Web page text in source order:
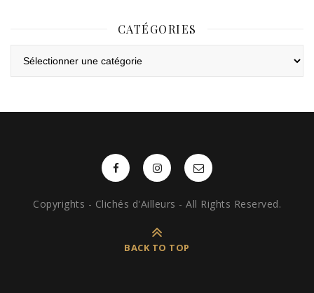
CATÉGORIES
Copyrights - Clichés d'Ailleurs - All Rights Reserved.
BACK TO TOP